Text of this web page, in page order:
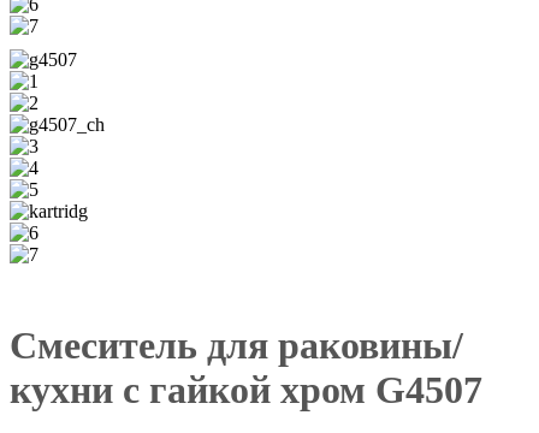
Смеситель для раковины/
кухни с гайкой хром G4507